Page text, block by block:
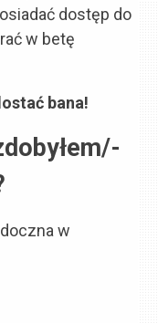
dostęp do
w betę
bana!
w